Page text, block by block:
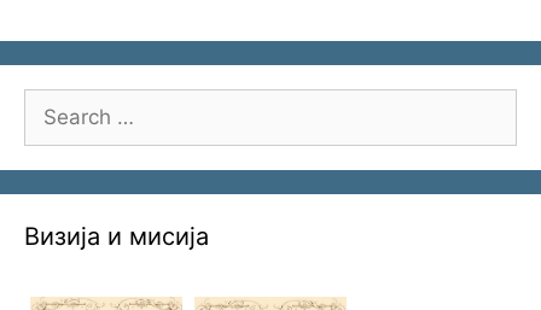
for:
Визија и мисија